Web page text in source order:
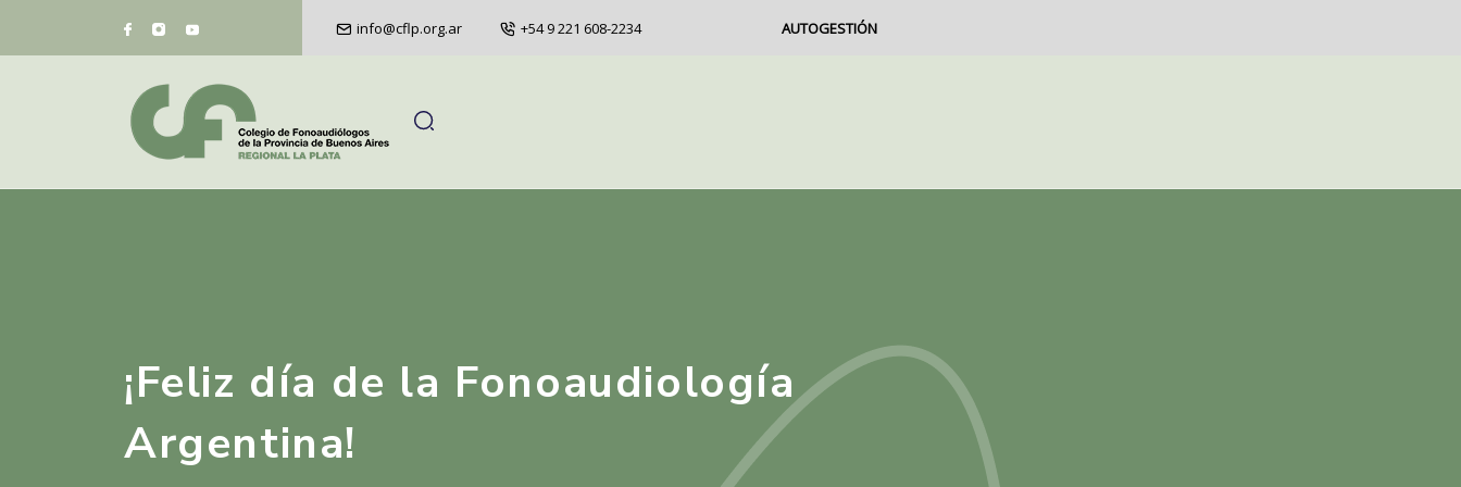
info@cflp.org.ar +54 9 221 608-2234 AUTOGESTIÓN
¡Feliz día de la Fonoaudiología
Argentina!